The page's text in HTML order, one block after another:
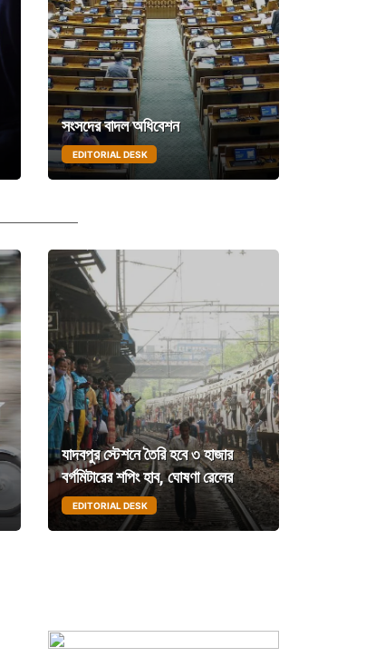
সংসদের বাদল অধিবেশন
EDITORIAL DESK
যাদবপুর স্টেশনে তৈরি হবে ৩ হাজার
বর্গমিটারের শপিং হাব, ঘোষণা রেলের
EDITORIAL DESK